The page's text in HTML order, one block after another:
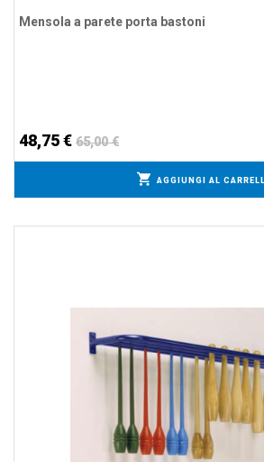
Mensola a parete porta bastoni
48,75 € 65,00 €
AGGIUNGI AL